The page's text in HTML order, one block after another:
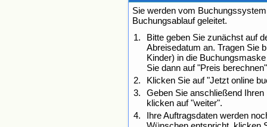
Sie werden vom
Buchungsablauf geleitet.
Bitte geben Sie zunächst auf
Abreisedatum an. Tragen Sie
Kinder) in die
Sie dann auf "Preis
Klicken Sie auf "Jetzt online
Geben Sie anschließend
klicken auf "weiter".
Ihre Auftragsdaten werden